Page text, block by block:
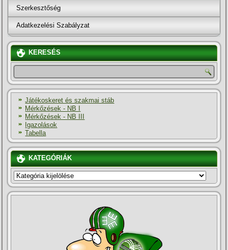
Szerkesztőség
Adatkezelési Szabályzat
KERESÉS
Játékoskeret és szakmai stáb
Mérkőzések - NB I
Mérkőzések - NB III
Igazolások
Tabella
KATEGÓRIÁK
KATEGÓRIÁK